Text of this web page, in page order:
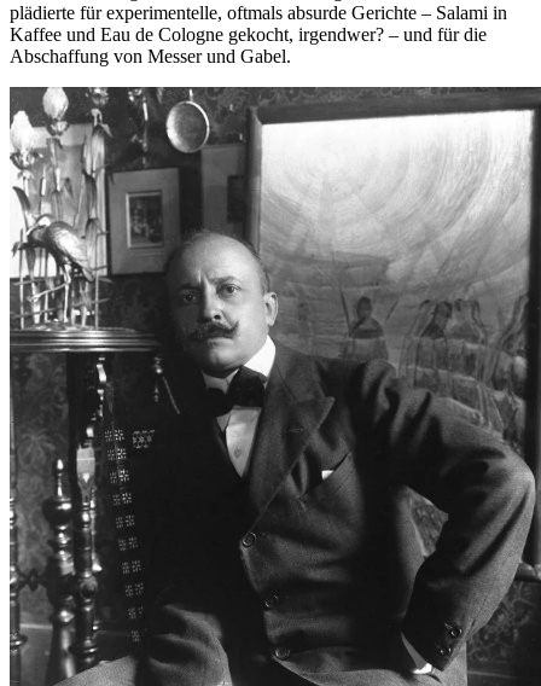
plädierte für experimentelle, oftmals absurde Gerichte – Salami in
Kaffee und Eau de Cologne gekocht, irgendwer? – und für die
Abschaffung von Messer und Gabel.